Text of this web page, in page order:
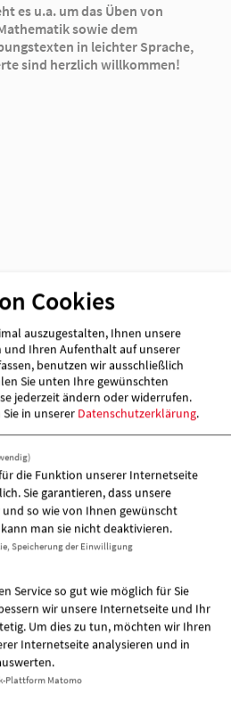
es u.a. um das Üben von
sowie dem
in leichter Sprache,
sind herzlich willkommen!
&
"Mittendrin"
Cookies
auszugestalten, Ihnen unsere
und Ihren Aufenthalt auf unserer
benutzen wir ausschließlich
Sie unten Ihre gewünschten
jederzeit ändern oder widerrufen.
in unserer Datenschutzerklärung.
die Funktion unserer Internetseite
Sie garantieren, dass unsere
so wie von Ihnen gewünscht
man sie nicht deaktivieren.
Speicherung der Einwilligung
Service so gut wie möglich für Sie
wir unsere Internetseite und Ihr
Um dies zu tun, möchten wir Ihren
Internetseite analysieren und in
Plattform Matomo